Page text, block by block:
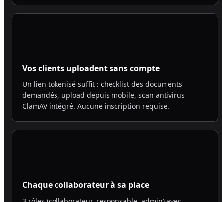
Vos clients uploadent sans compte
Un lien tokenisé suffit : checklist des documents
demandés, upload depuis mobile, scan antivirus
ClamAV intégré. Aucune inscription requise.
Chaque collaborateur à sa place